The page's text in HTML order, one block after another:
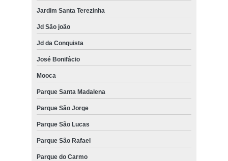
Jardim Santa Terezinha
Jd São joão
Jd da Conquista
José Bonifácio
Mooca
Parque Santa Madalena
Parque São Jorge
Parque São Lucas
Parque São Rafael
Parque do Carmo